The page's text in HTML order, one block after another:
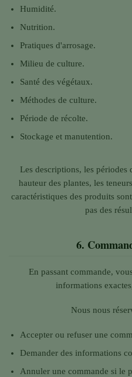
Humidité.
Nutrition.
Pratiques d'arrosage.
Milieu de culture.
Santé des végétaux.
Méthodes de culture.
Période de récolte.
Stockage et manutention.
Les descriptions, les périodes
hauteur des plantes, les
caractéristiques des produits
pas des
6.
En passant commande,
informations
Nous nous
Accepter ou refuser une
Demander des informations
Annuler une commande si le